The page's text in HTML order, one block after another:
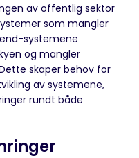
av offentlig sektor
som mangler
systemene
og mangler
skaper behov for
av systemene,
rundt både